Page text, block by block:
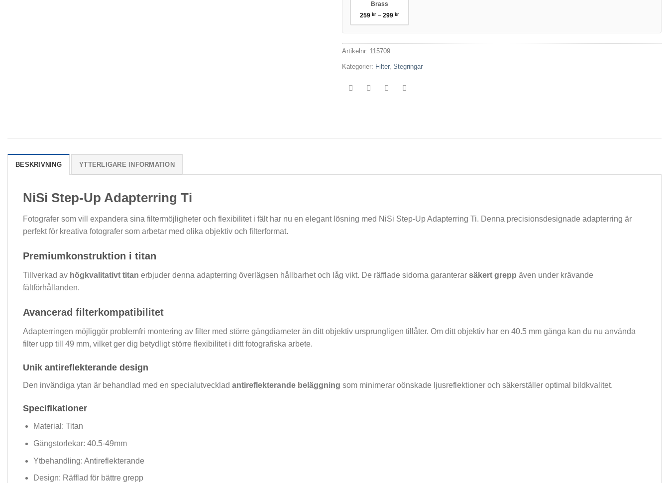
Brass
259 kr – 299 krPrisintervall:
259 kr
till
299 kr
Artikelnr: 115709
Kategorier: Filter, Stegringar
BESKRIVNING YTTERLIGARE INFORMATION
NiSi Step-Up Adapterring Ti
Fotografer som vill expandera sina filtermöjligheter och flexibilitet i fält har nu en elegant lösning med NiSi Step-Up Adapterring Ti. Denna precisionsdesignade adapterring är
perfekt för kreativa fotografer som arbetar med olika objektiv och filterformat.
Premiumkonstruktion i titan
Tillverkad av högkvalitativt titan erbjuder denna adapterring överlägsen hållbarhet och låg vikt. De räfflade sidorna garanterar säkert grepp även under krävande
fältförhållanden.
Avancerad filterkompatibilitet
Adapterringen möjliggör problemfri montering av filter med större gängdiameter än ditt objektiv ursprungligen tillåter. Om ditt objektiv har en 40.5 mm gänga kan du nu använda
filter upp till 49 mm, vilket ger dig betydligt större flexibilitet i ditt fotografiska arbete.
Unik antireflekterande design
Den invändiga ytan är behandlad med en specialutvecklad antireflekterande beläggning som minimerar oönskade ljusreflektioner och säkerställer optimal bildkvalitet.
Specifikationer
Material: Titan
Gängstorlekar: 40.5-49mm
Ytbehandling: Antireflekterande
Design: Räfflad för bättre grepp